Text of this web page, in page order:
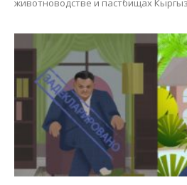
животноводстве и пастбищах